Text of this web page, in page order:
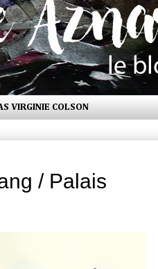
VIRGINIE COLSON
/ Palais